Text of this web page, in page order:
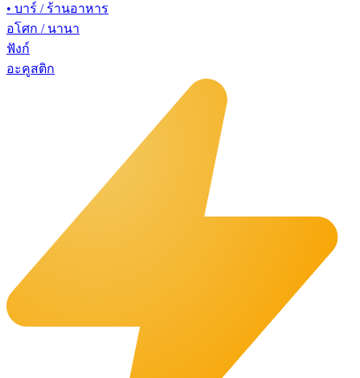
• บาร์ / ร้านอาหาร
อโศก / นานา
ฟังก์
อะคูสติก